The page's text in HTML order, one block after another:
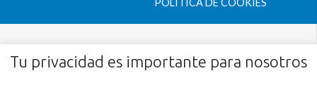
POLÍTICA DE COOKIES
Tu privacidad es importante para nosotros